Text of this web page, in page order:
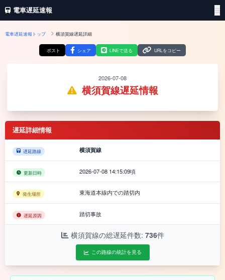
電車遅延速報
電車遅延速報トップ 横須賀線遅延詳細
ポスト シェア LINEで送る URLをコピー
2026-07-08
横須賀線遅延情報
遅延詳細情報
遅延路線 横須賀線
更新日時 2026-07-08 14:15:09頃
発生場所 東海道本線内での踏切内
遅延原因 踏切事故
横須賀線の総遅延件数: 736件
この路線の統計を見る